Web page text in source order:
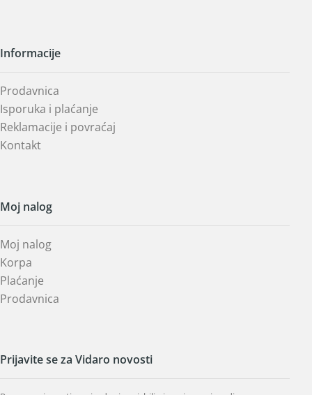
Informacije
Prodavnica
Isporuka i plaćanje
Reklamacije i povraćaj
Kontakt
Moj nalog
Moj nalog
Korpa
Plaćanje
Prodavnica
Prijavite se za Vidaro novosti